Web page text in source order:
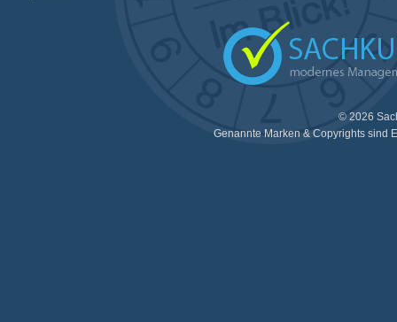
© 2026
Genannte Marken & Copyrights sind